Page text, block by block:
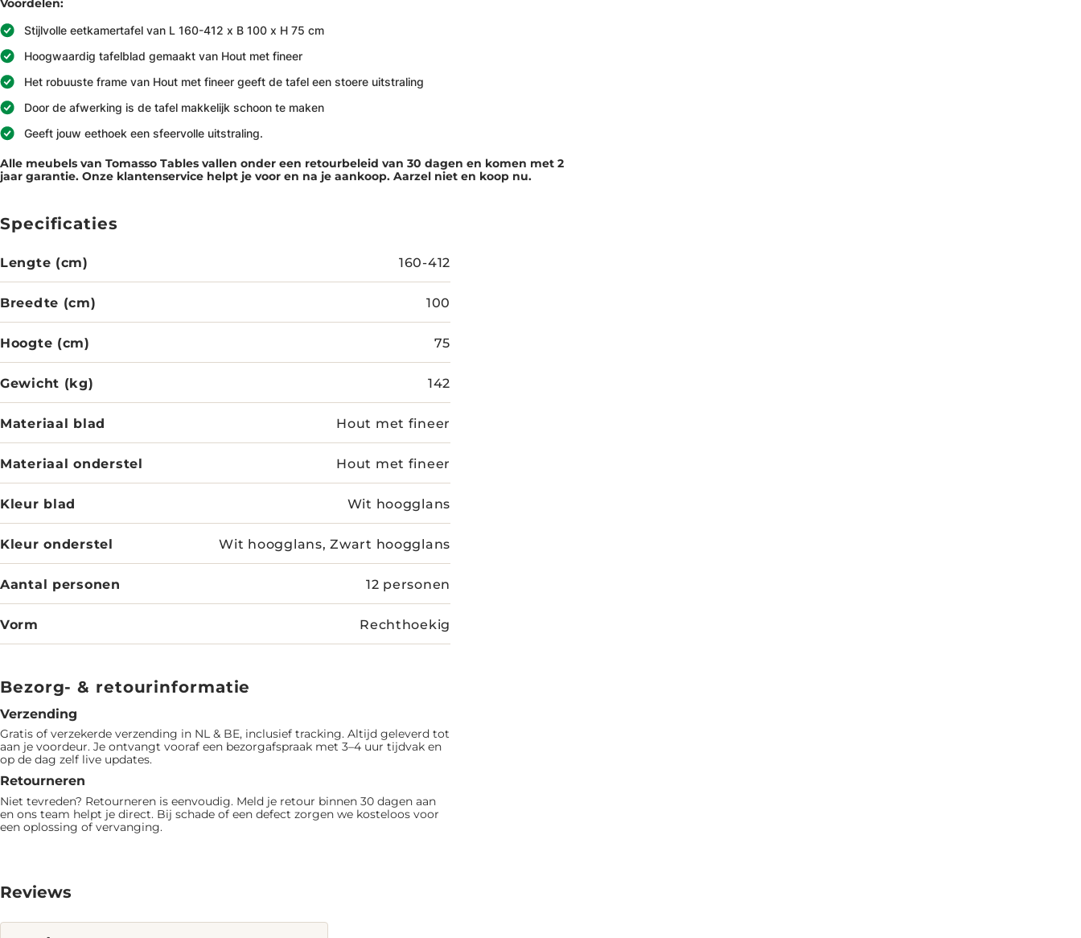
Stijlvolle eetkamertafel van L 160-412 x B 100 x H 75 cm
Hoogwaardig tafelblad gemaakt van Hout met fineer
Het robuuste frame van Hout met fineer geeft de tafel een stoere uitstraling
Door de afwerking is de tafel makkelijk schoon te maken
Geeft jouw eethoek een sfeervolle uitstraling.
Alle meubels van Tomasso Tables vallen onder een retourbeleid van 30 dagen en komen met 2
jaar garantie. Onze klantenservice helpt je voor en na je aankoop. Aarzel niet en koop nu.
Specificaties
Lengte (cm) 160-412
Breedte (cm) 100
Hoogte (cm) 75
Gewicht (kg) 142
Materiaal blad Hout met fineer
Materiaal onderstel Hout met fineer
Kleur blad Wit hoogglans
Kleur onderstel Wit hoogglans, Zwart hoogglans
Aantal personen 12 personen
Vorm Rechthoekig
Bezorg- & retourinformatie
Verzending
Gratis of verzekerde verzending in NL & BE, inclusief tracking. Altijd geleverd tot
aan je voordeur. Je ontvangt vooraf een bezorgafspraak met 3–4 uur tijdvak en
op de dag zelf live updates.
Retourneren
Niet tevreden? Retourneren is eenvoudig. Meld je retour binnen 30 dagen aan
en ons team helpt je direct. Bij schade of een defect zorgen we kosteloos voor
een oplossing of vervanging.
Reviews